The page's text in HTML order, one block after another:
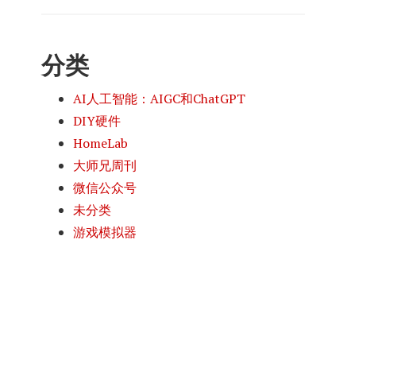
分类
AI人工智能：AIGC和ChatGPT
DIY硬件
HomeLab
大师兄周刊
微信公众号
未分类
游戏模拟器